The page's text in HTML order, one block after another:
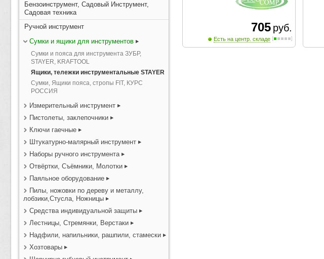
Бензоинструмент, Садовый Инструмент,
Садовая техника
Ручной инструмент
Сумки и ящики для инструментов
Сумки и пояса для инструмента ЗУБР,
STAYER, KRAFTOOL
Ящики, тележки инструментальные STAYER
Сумки, Ящики пояса, стропы FIT, КУРС
РОССИЯ
Измерительный инструмент
Пистолеты, заклепочники
Ключи гаечные
Штукатурно-малярный инструмент
Наборы ручного инструмента
Отвёртки, Съёмники, Молотки
Паяльное оборудование
Пилы, ножовки по дереву и металлу,
лобзики,Стусла, Ножницы
Средства индивидуальной защиты
Лестницы, Стремянки, Верстаки
Надфили, напильники, рашпили, стамески
Хозтовары
705 руб.
Есть на центр. складе